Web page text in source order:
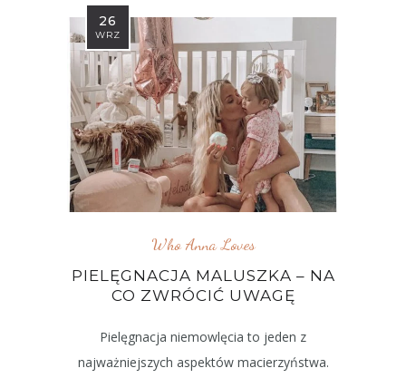
26
WRZ
Who Anna Loves
PIELĘGNACJA MALUSZKA – NA
CO ZWRÓCIĆ UWAGĘ
Pielęgnacja niemowlęcia to jeden z
najważniejszych aspektów macierzyństwa.